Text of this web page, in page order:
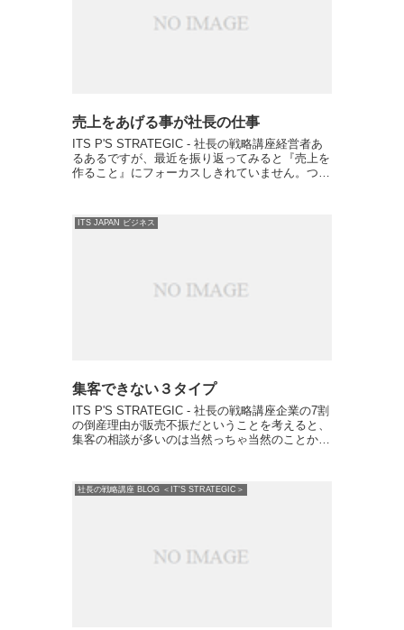
売上をあげる事が社長の仕事
ITS P'S STRATEGIC - 社長の戦略講座経営者あ
るあるですが、最近を振り返ってみると『売上を
作ること』にフォーカスしきれていません。つま
ITS JAPAN ビジネス
集客できない３タイプ
ITS P'S STRATEGIC - 社長の戦略講座企業の7割
の倒産理由が販売不振だということを考えると、
集客の相談が多いのは当然っちゃ当然のことかな
て...
社長の戦略講座 BLOG ＜IT'S STRATEGIC＞